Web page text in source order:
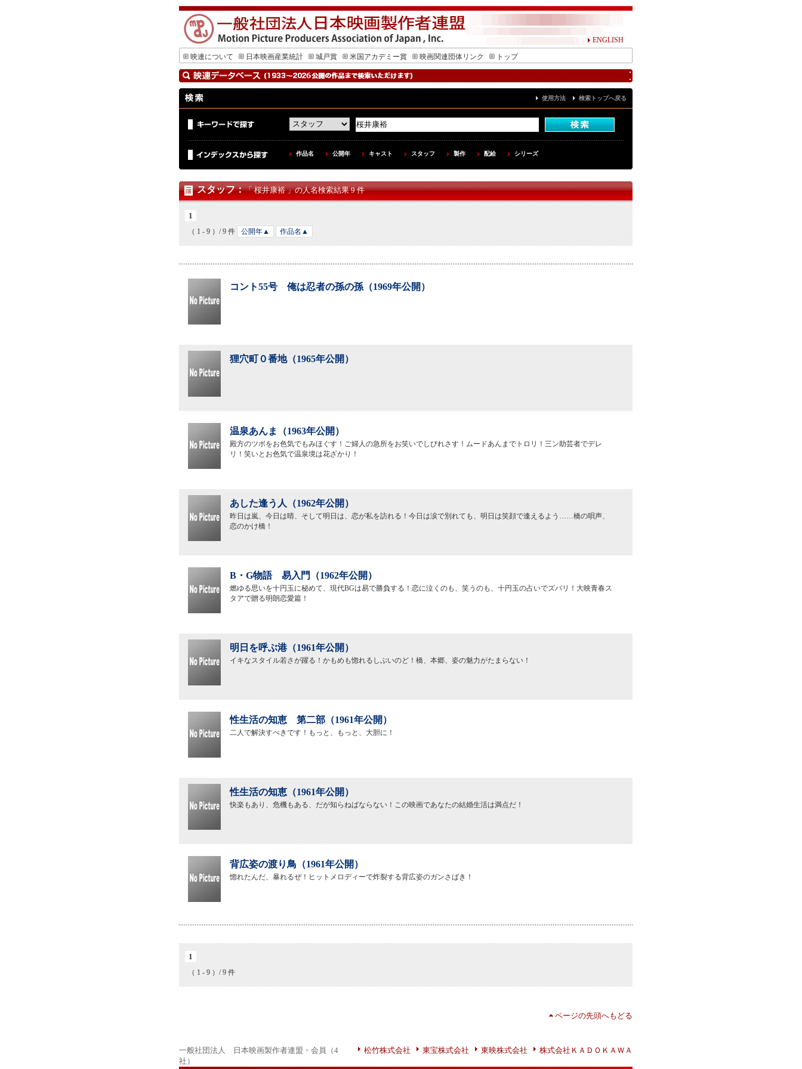
ENGLISH
映連について
日本映画産業統計 城戸賞 米国アカデミー賞 映画関連団体リンク トップ
使用方法 検索トップへ戻る
作品名 公開年 キャスト スタッフ 製作 配給 シリーズ
スタッフ：「 桜井康裕 」の人名検索結果 9 件
1
（ 1 - 9 ）/ 9 件 公開年▲ 作品名▲
コント55号 俺は忍者の孫の孫（1969年公開）
狸穴町０番地（1965年公開）
温泉あんま（1963年公開）
殿方のツボをお色気でもみほぐす！ご婦人の急所をお笑いでしびれさす！ムードあんまでトロリ！三ン助芸者でデレ
リ！笑いとお色気で温泉境は花ざかり！
あした逢う人（1962年公開）
昨日は嵐、今日は晴、そして明日は、恋が私を訪れる！今日は涙で別れても、明日は笑顔で逢えるよう……橋の唄声、
恋のかけ橋！
B・G物語 易入門（1962年公開）
燃ゆる思いを十円玉に秘めて、現代BGは易で勝負する！恋に泣くのも、笑うのも、十円玉の占いでズバリ！大映青春ス
タアで贈る明朗恋愛篇！
明日を呼ぶ港（1961年公開）
イキなスタイル若さが躍る！かもめも惚れるしぶいのど！橋、本郷、姿の魅力がたまらない！
性生活の知恵 第二部（1961年公開）
二人で解決すべきです！もっと、もっと、大胆に！
性生活の知恵（1961年公開）
快楽もあり、危機もある、だが知らねばならない！この映画であなたの結婚生活は満点だ！
背広姿の渡り鳥（1961年公開）
惚れたんだ、暴れるぜ！ヒットメロディーで炸裂する背広姿のガンさばき！
1
（ 1 - 9 ）/ 9 件
ページの先頭へもどる
一般社団法人 日本映画製作者連盟・会員（4
社）
松竹株式会社 東宝株式会社 東映株式会社 株式会社ＫＡＤＯＫＡＷＡ